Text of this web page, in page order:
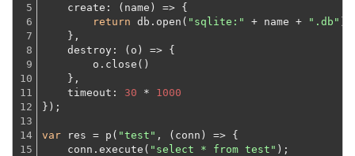
5
6
7
8
9
10
11
12
13
14
15
create : ( name ) => {
return db.open( "sqlite:" + name + ".db"
    },
destroy : ( o ) => {
        o.close()
    },
timeout : 30 * 1000
});
var res = p( "test" , (conn) => {
    conn.execute(
"select * from test" );